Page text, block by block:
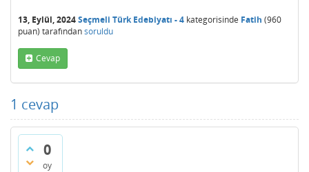
13, Eylül, 2024Seçmeli Türk Edebiyatı - 4 kategorisinde Fatih (960
puan) tarafındansoruldu
Cevap
1 cevap
0
oy